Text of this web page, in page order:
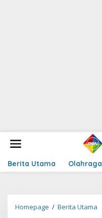
t
Berita Utama Olahraga
Homepage / Berita Utama